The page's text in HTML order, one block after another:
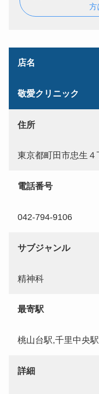
方
店名
敬愛クリニック
住所
東京都町田市忠生４
電話番号
042-794-9106
サブジャンル
精神科
最寄駅
桃山台駅,千里中央駅
詳細